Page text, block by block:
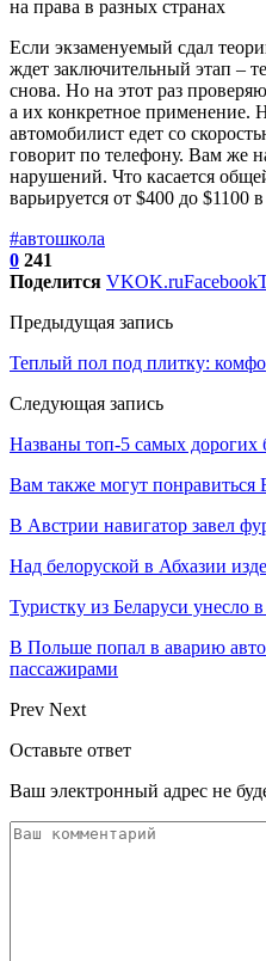
Если экзаменуемый сдал
ждет заключительный этап –
снова. Но на этот раз
а их конкретное применение.
автомобилист едет со
говорит по телефону. Вам же
нарушений. Что касается
варьируется от $400 до $1100
#автошкола
0 241
Поделится VKOK.ruFacebook
Предыдущая запись
Теплый пол под плитку:
Следующая запись
Названы топ-5 самых дорогих
Вам также могут понравиться
В Австрии навигатор завел
Над белоруской в Абхазии
Туристку из Беларуси унесло
В Польше попал в аварию
пассажирами
Prev Next
Оставьте ответ
Ваш электронный адрес не